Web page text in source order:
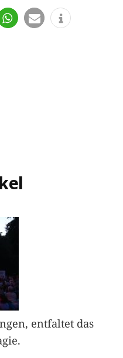
entfaltet das